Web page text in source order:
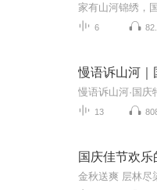
6
慢语诉山河｜
13
国庆佳节欢乐